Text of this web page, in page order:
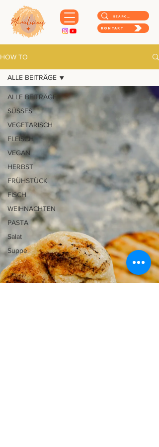
Kontakt
HOW TO
ALLE BEITRÄGE
SÜSSES
VEGETARISCH
FLEISCH
VEGAN
HERBST
FRÜHSTÜCK
FISCH
WEIHNACHTEN
PASTA
Salat
Suppe
ALLE BEITRÄGE